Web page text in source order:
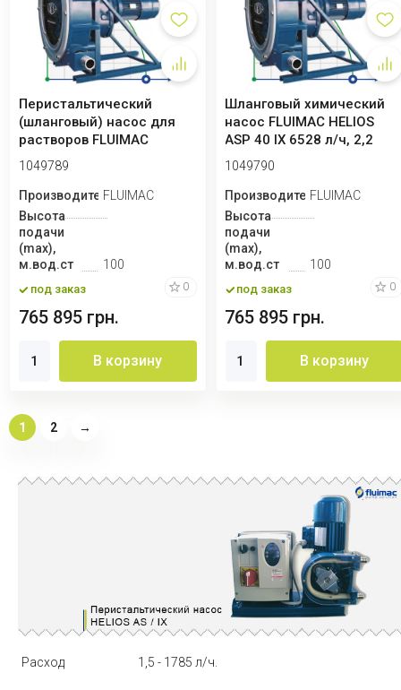
Перистальтический
(шланговый) насос для
растворов FLUIMAC
HELIOS ASP 40 IX 51...
1049789
ПроизводительFLUIMAC
Высота
подачи
(max),
м.вод.ст
100
под заказ 0
765 895 грн.
В корзину
Шланговый химический
насос FLUIMAC HELIOS
ASP 40 IX 6528 л/ч, 2,2
кВт, 80 об/...
1049790
ПроизводительFLUIMAC
Высота
подачи
(max),
м.вод.ст
100
под заказ 0
765 895 грн.
В корзину
1 2 →
Расход 1,5 - 1785 л/ч.